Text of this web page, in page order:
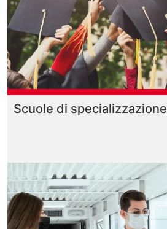
Scuole di specializzazione